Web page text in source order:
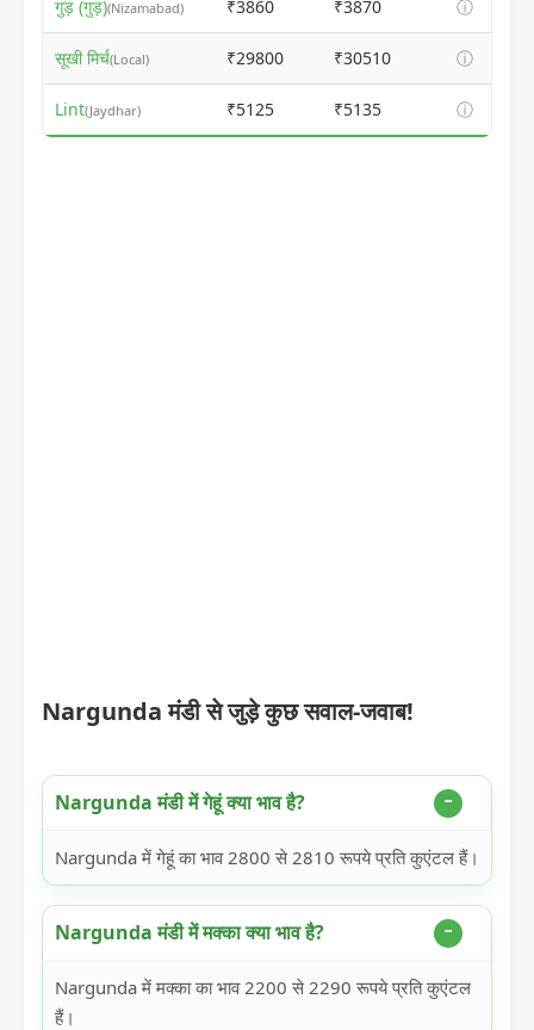
गुड़ (गुड़)(Nizamabad) ₹3860 ₹3870 ⓘ
सूखी मिर्च(Local) ₹29800 ₹30510 ⓘ
Lint(Jaydhar) ₹5125 ₹5135 ⓘ
Nargunda मंडी से जुड़े कुछ सवाल-जवाब!
Nargunda मंडी में गेहूं क्या भाव है?
Nargunda में गेहूं का भाव 2800 से 2810 रूपये प्रति कुएंटल हैं।
Nargunda मंडी में मक्का क्या भाव है?
Nargunda में मक्का का भाव 2200 से 2290 रूपये प्रति कुएंटल
हैं।